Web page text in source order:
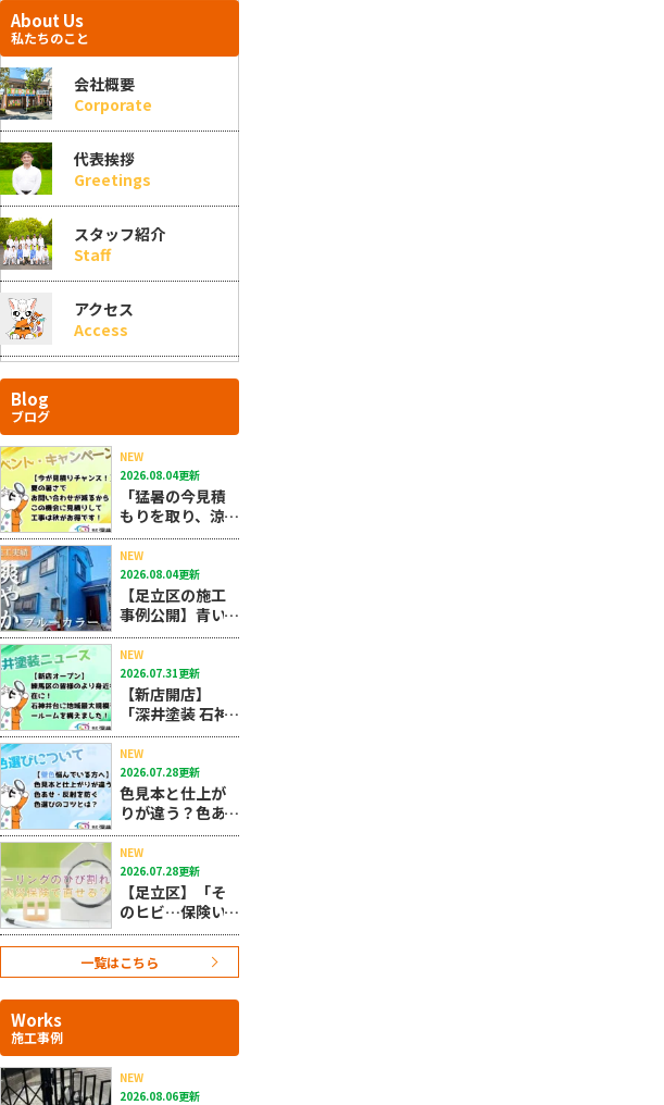
About Us
私たちのこと
会社概要
Corporate
代表挨拶
Greetings
スタッフ紹介
Staff
アクセス
Access
Blog
ブログ
NEW
2026.08.04更新
「猛暑の今見積
もりを取り、涼
しい秋に施工す
る」のが圧倒的
にお得で大正解
なんです！！
NEW
2026.08.04更新
【足立区の施工
事例公開】青い
外壁塗装で後悔
しない！おしゃ
れなネイビーの
選び方と費用相
場
NEW
2026.07.31更新
【新店開店】
「深井塗装 石神
井台店」がニュ
ーオープン！練
馬区の皆様のよ
り身近な存在
に！
NEW
2026.07.28更新
色見本と仕上が
りが違う？色あ
せ・反射を防ぐ
色選びのコツと
は？★10/27
NEW
2026.07.28更新
【足立区】「そ
のヒビ…保険い
けるかも？」知
らないと損する
シーリングの話
一覧はこちら
Works
施工事例
NEW
2026.08.06更新